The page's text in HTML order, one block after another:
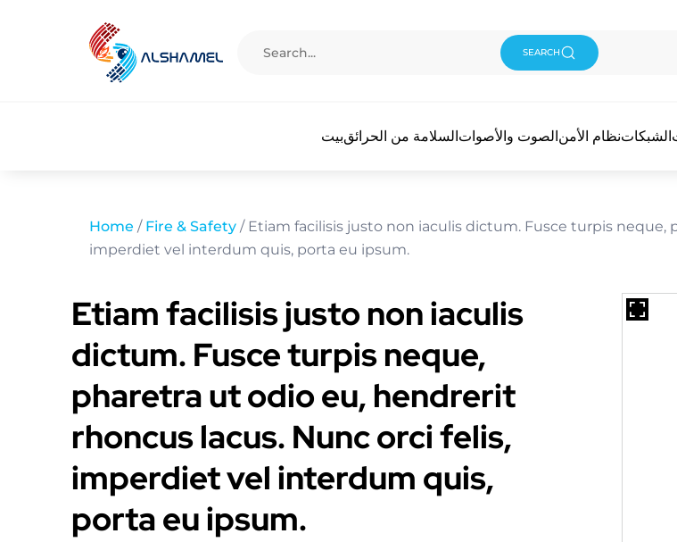
SEARCH
بيتالسلامة من الحرائقالصوت والأصواتنظام الأمنالشبكات
Home / Fire & Safety / Etiam facilisis justo non iaculis dictum. Fusce turpis
imperdiet vel interdum quis, porta eu ipsum.
Etiam facilisis justo non iaculis
dictum. Fusce turpis neque,
pharetra ut odio eu, hendrerit
rhoncus lacus. Nunc orci felis,
imperdiet vel interdum quis,
porta eu ipsum.